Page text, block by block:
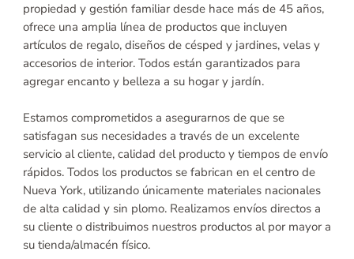
propiedad y gestión familiar desde hace más de 45 años,
ofrece una amplia línea de productos que incluyen
artículos de regalo, diseños de césped y jardines, velas y
accesorios de interior. Todos están garantizados para
agregar encanto y belleza a su hogar y jardín.
Estamos comprometidos a asegurarnos de que se
satisfagan sus necesidades a través de un excelente
servicio al cliente, calidad del producto y tiempos de envío
rápidos. Todos los productos se fabrican en el centro de
Nueva York, utilizando únicamente materiales nacionales
de alta calidad y sin plomo. Realizamos envíos directos a
su cliente o distribuimos nuestros productos al por mayor a
su tienda/almacén físico.